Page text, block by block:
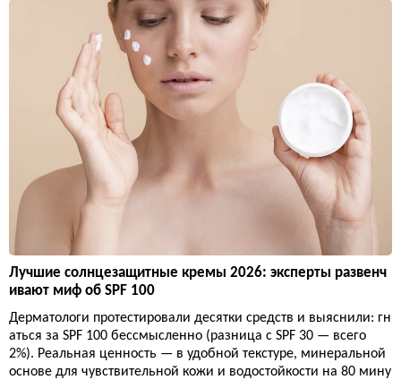
Лучшие солнцезащитные кремы 2026: эксперты развенч
ивают миф об SPF 100
Дерматологи протестировали десятки средств и выяснили: гн
аться за SPF 100 бессмысленно (разница с SPF 30 — всего
2%). Реальная ценность — в удобной текстуре, минеральной
основе для чувствительной кожи и водостойкости на 80 мину